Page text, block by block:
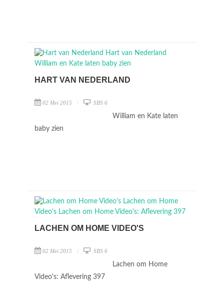
HART VAN NEDERLAND
02 Mei 2015 SBS 6
William en Kate laten
baby zien
LACHEN OM HOME VIDEO'S
02 Mei 2015 SBS 6
Lachen om Home
Video's: Aflevering 397